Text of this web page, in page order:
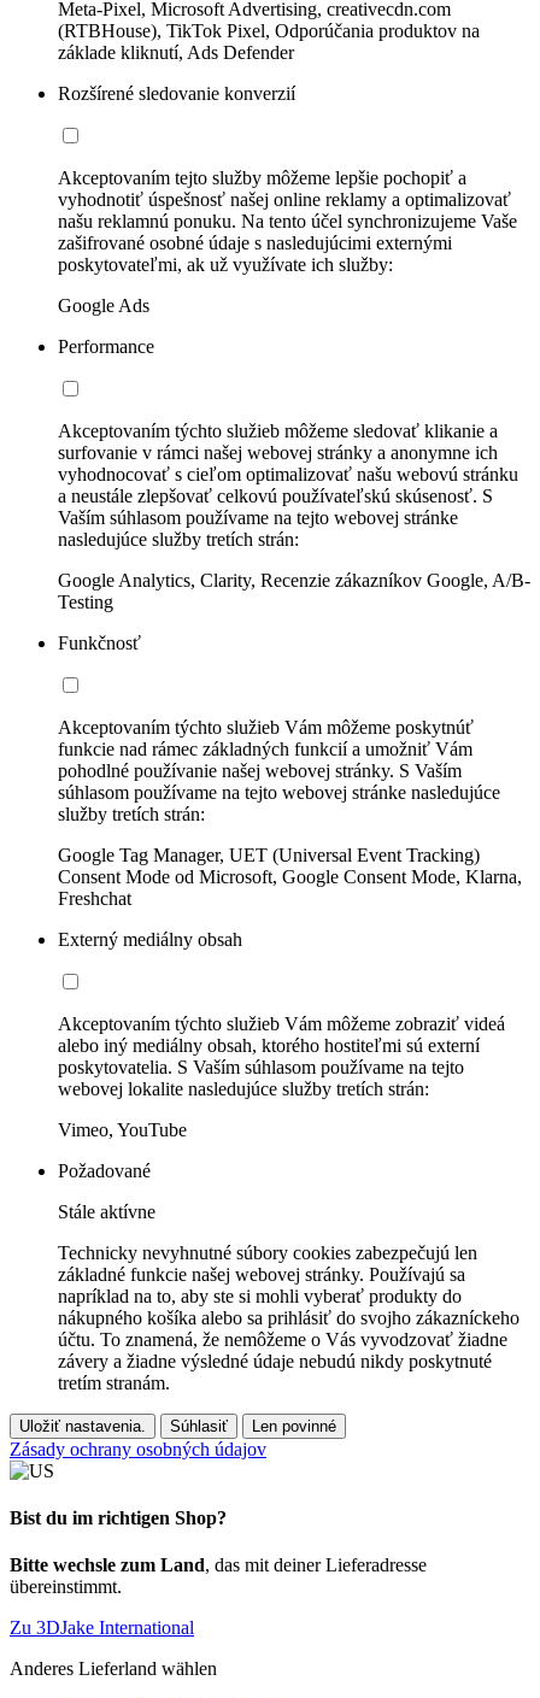
Meta-Pixel, Microsoft Advertising, creativecdn.com
(RTBHouse), TikTok Pixel, Odporúčania produktov na
základe kliknutí, Ads Defender
Rozšírené sledovanie konverzií
Akceptovaním tejto služby môžeme lepšie pochopiť a
vyhodnotiť úspešnosť našej online reklamy a optimalizovať
našu reklamnú ponuku. Na tento účel synchronizujeme Vaše
zašifrované osobné údaje s nasledujúcimi externými
poskytovateľmi, ak už využívate ich služby:
Google Ads
Performance
Akceptovaním týchto služieb môžeme sledovať klikanie a
surfovanie v rámci našej webovej stránky a anonymne ich
vyhodnocovať s cieľom optimalizovať našu webovú stránku
a neustále zlepšovať celkovú používateľskú skúsenosť. S
Vaším súhlasom používame na tejto webovej stránke
nasledujúce služby tretích strán:
Google Analytics, Clarity, Recenzie zákazníkov Google, A/B-
Testing
Funkčnosť
Akceptovaním týchto služieb Vám môžeme poskytnúť
funkcie nad rámec základných funkcií a umožniť Vám
pohodlné používanie našej webovej stránky. S Vaším
súhlasom používame na tejto webovej stránke nasledujúce
služby tretích strán:
Google Tag Manager, UET (Universal Event Tracking)
Consent Mode od Microsoft, Google Consent Mode, Klarna,
Freshchat
Externý mediálny obsah
Akceptovaním týchto služieb Vám môžeme zobraziť videá
alebo iný mediálny obsah, ktorého hostiteľmi sú externí
poskytovatelia. S Vaším súhlasom používame na tejto
webovej lokalite nasledujúce služby tretích strán:
Vimeo, YouTube
Požadované
Stále aktívne
Technicky nevyhnutné súbory cookies zabezpečujú len
základné funkcie našej webovej stránky. Používajú sa
napríklad na to, aby ste si mohli vyberať produkty do
nákupného košíka alebo sa prihlásiť do svojho zákazníckeho
účtu. To znamená, že nemôžeme o Vás vyvodzovať žiadne
závery a žiadne výsledné údaje nebudú nikdy poskytnuté
tretím stranám.
Uložiť nastavenia. Súhlasiť Len povinné
Zásady ochrany osobných údajov
Bist du im richtigen Shop?
Bitte wechsle zum Land, das mit deiner Lieferadresse
übereinstimmt.
Zu 3DJake International
Anderes Lieferland wählen